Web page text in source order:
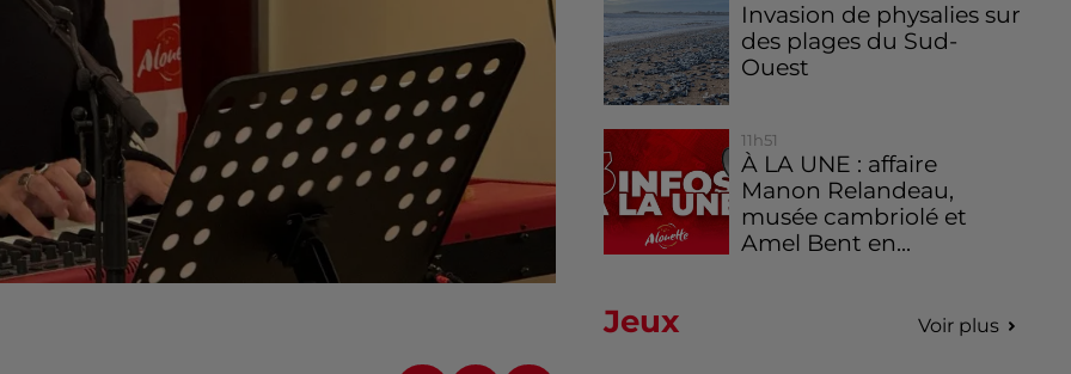
Invasion de physalies sur
des plages du Sud-
Ouest
11h51
À LA UNE : affaire
Manon Relandeau,
musée cambriolé et
Amel Bent en...
Jeux Voir plus